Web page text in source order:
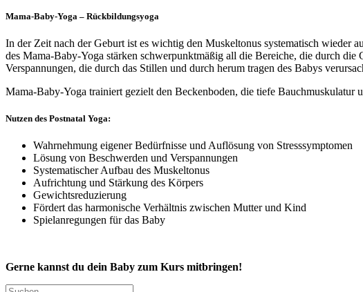
Mama-Baby-Yoga – Rückbildungsyoga
In der Zeit nach der Geburt ist es wichtig den Muskeltonus systematisch wieder
des Mama-Baby-Yoga stärken schwerpunktmäßig all die Bereiche, die durch
Verspannungen, die durch das Stillen und durch herum tragen des Babys
Mama-Baby-Yoga trainiert gezielt den Beckenboden, die tiefe
Nutzen des Postnatal Yoga:
Wahrnehmung eigener Bedürfnisse und Auflösung von Stresssymptomen
Lösung von Beschwerden und Verspannungen
Systematischer Aufbau des Muskeltonus
Aufrichtung und Stärkung des Körpers
Gewichtsreduzierung
Fördert das harmonische Verhältnis zwischen Mutter und Kind
Spielanregungen für das Baby
Gerne kannst du dein Baby zum Kurs mitbringen!